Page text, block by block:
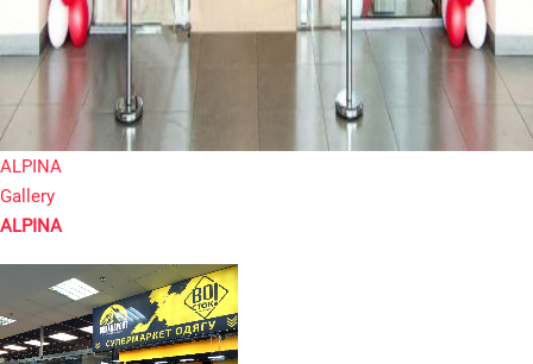
ALPINA
Gallery
ALPINA

Магазин URBANSPORT